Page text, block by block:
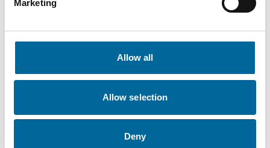
Marketing
Allow all
Allow selection
Deny
+49 151 18102588